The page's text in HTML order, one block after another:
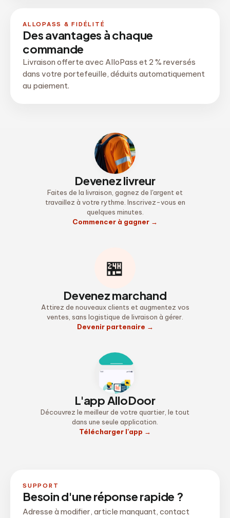
ALLOPASS & FIDÉLITÉ
Des avantages à chaque
commande
Livraison offerte avec AlloPass et 2 % reversés
dans votre portefeuille, déduits automatiquement
au paiement.
Devenez livreur
Faites de la livraison, gagnez de l'argent et
travaillez à votre rythme. Inscrivez-vous en
quelques minutes.
Commencer à gagner →
🏪
Devenez marchand
Attirez de nouveaux clients et augmentez vos
ventes, sans logistique de livraison à gérer.
Devenir partenaire →
L'app AlloDoor
Découvrez le meilleur de votre quartier, le tout
dans une seule application.
Télécharger l'app →
SUPPORT
Besoin d'une réponse rapide ?
Adresse à modifier, article manquant, contact